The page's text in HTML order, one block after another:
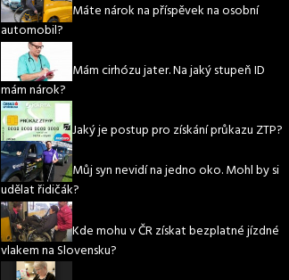
Máte nárok na příspěvek na osobní
automobil?
Mám cirhózu jater. Na jaký stupeň ID
mám nárok?
Jaký je postup pro získání průkazu ZTP?
Můj syn nevidí na jedno oko. Mohl by si
udělat řidičák?
Kde mohu v ČR získat bezplatné jízdné
vlakem na Slovensku?